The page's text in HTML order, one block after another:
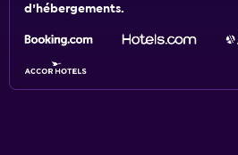
d'hébergements.